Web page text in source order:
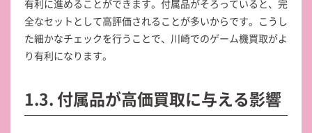
有利に進めることができます。付属品がそろっていると、完
全なセットとして高評価されることが多いからです。こうし
た細かなチェックを行うことで、川崎でのゲーム機買取がよ
り有利になります。
1.3. 付属品が高価買取に与える影響